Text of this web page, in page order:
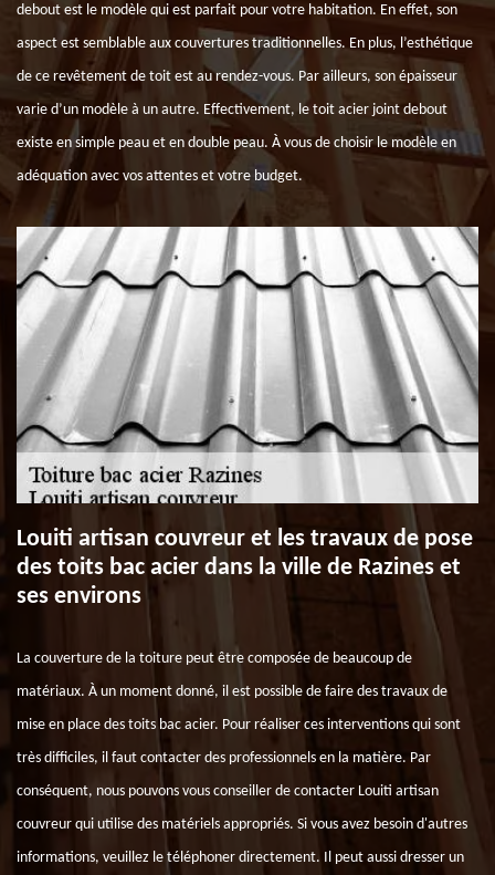
debout est le modèle qui est parfait pour votre habitation. En effet, son
aspect est semblable aux couvertures traditionnelles. En plus, l’esthétique
de ce revêtement de toit est au rendez-vous. Par ailleurs, son épaisseur
varie d’un modèle à un autre. Effectivement, le toit acier joint debout
existe en simple peau et en double peau. À vous de choisir le modèle en
adéquation avec vos attentes et votre budget.
Louiti artisan couvreur et les travaux de pose
des toits bac acier dans la ville de Razines et
ses environs
La couverture de la toiture peut être composée de beaucoup de
matériaux. À un moment donné, il est possible de faire des travaux de
mise en place des toits bac acier. Pour réaliser ces interventions qui sont
très difficiles, il faut contacter des professionnels en la matière. Par
conséquent, nous pouvons vous conseiller de contacter Louiti artisan
couvreur qui utilise des matériels appropriés. Si vous avez besoin d'autres
informations, veuillez le téléphoner directement. Il peut aussi dresser un